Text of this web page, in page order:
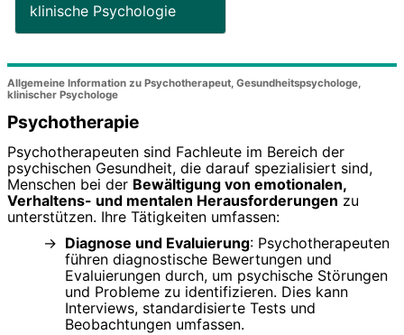
klinische Psychologie
Allgemeine Information zu Psychotherapeut, Gesundheitspsychologe,
klinischer Psychologe
Psychotherapie
Psychotherapeuten sind Fachleute im Bereich der
psychischen Gesundheit, die darauf spezialisiert sind,
Menschen bei der Bewältigung von emotionalen,
Verhaltens- und mentalen Herausforderungen zu
unterstützen. Ihre Tätigkeiten umfassen:
Diagnose und Evaluierung: Psychotherapeuten
führen diagnostische Bewertungen und
Evaluierungen durch, um psychische Störungen
und Probleme zu identifizieren. Dies kann
Interviews, standardisierte Tests und
Beobachtungen umfassen.